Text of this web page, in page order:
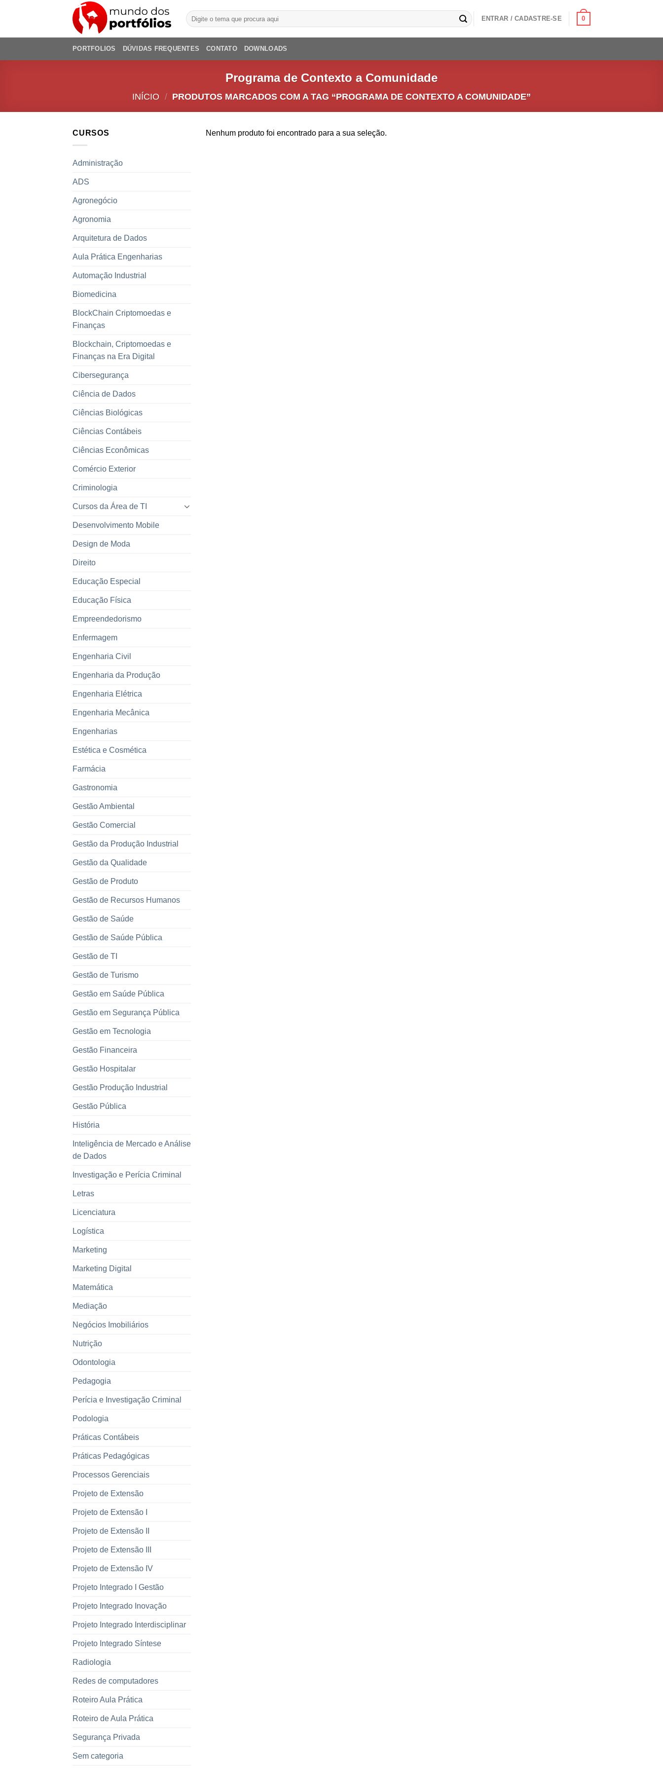
Pesquisar
por:
ENTRAR / CADASTRE-SE 0
PORTFOLIOS DÚVIDAS FREQUENTES CONTATO DOWNLOADS
Programa de Contexto a Comunidade
INÍCIO / PRODUTOS MARCADOS COM A TAG “PROGRAMA DE CONTEXTO A COMUNIDADE”
CURSOS
Administração
ADS
Agronegócio
Agronomia
Arquitetura de Dados
Aula Prática Engenharias
Automação Industrial
Biomedicina
BlockChain Criptomoedas e
Finanças
Blockchain, Criptomoedas e
Finanças na Era Digital
Cibersegurança
Ciência de Dados
Ciências Biológicas
Ciências Contábeis
Ciências Econômicas
Comércio Exterior
Criminologia
Cursos da Área de TI
Desenvolvimento Mobile
Design de Moda
Direito
Educação Especial
Educação Física
Empreendedorismo
Enfermagem
Engenharia Civil
Engenharia da Produção
Engenharia Elétrica
Engenharia Mecânica
Engenharias
Estética e Cosmética
Farmácia
Gastronomia
Gestão Ambiental
Gestão Comercial
Gestão da Produção Industrial
Gestão da Qualidade
Gestão de Produto
Gestão de Recursos Humanos
Gestão de Saúde
Gestão de Saúde Pública
Gestão de TI
Gestão de Turismo
Gestão em Saúde Pública
Gestão em Segurança Pública
Gestão em Tecnologia
Gestão Financeira
Gestão Hospitalar
Gestão Produção Industrial
Gestão Pública
História
Inteligência de Mercado e Análise
de Dados
Investigação e Perícia Criminal
Letras
Licenciatura
Logística
Marketing
Marketing Digital
Matemática
Mediação
Negócios Imobiliários
Nutrição
Odontologia
Pedagogia
Perícia e Investigação Criminal
Podologia
Práticas Contábeis
Práticas Pedagógicas
Processos Gerenciais
Projeto de Extensão
Projeto de Extensão I
Projeto de Extensão II
Projeto de Extensão III
Projeto de Extensão IV
Projeto Integrado I Gestão
Projeto Integrado Inovação
Projeto Integrado Interdisciplinar
Projeto Integrado Síntese
Radiologia
Redes de computadores
Roteiro Aula Prática
Roteiro de Aula Prática
Segurança Privada
Sem categoria
Nenhum produto foi encontrado para a sua seleção.